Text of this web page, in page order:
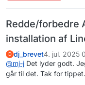
Redde/forbedre
installation af
D dj_brevet4. jul. 2025
@mj-j Det lyder godt.
går til det. Tak for tippet.